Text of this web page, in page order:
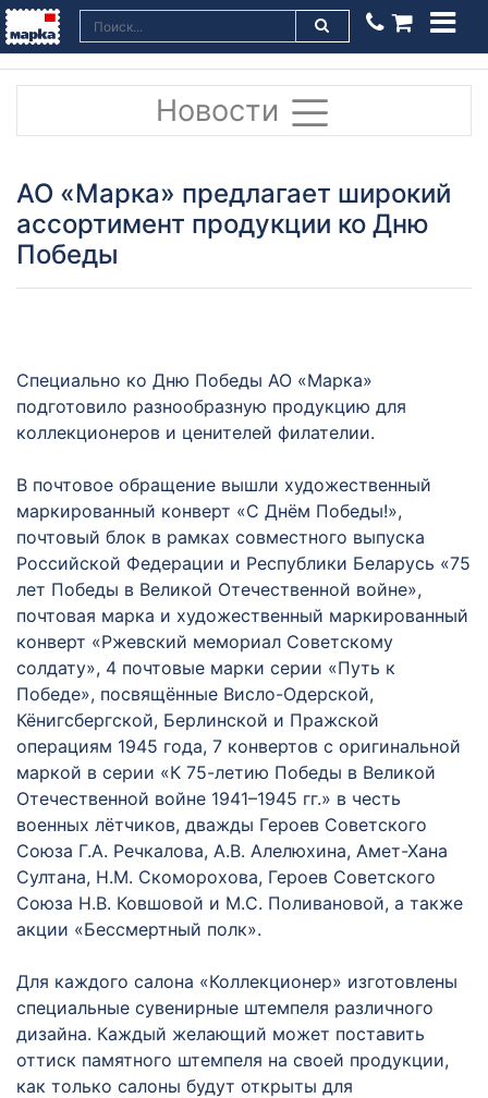
Новости
АО «Марка» предлагает широкий
ассортимент продукции ко Дню
Победы
Специально ко Дню Победы АО «Марка»
подготовило разнообразную продукцию для
коллекционеров и ценителей филателии.
В почтовое обращение вышли художественный
маркированный конверт «С Днём Победы!»,
почтовый блок в рамках совместного выпуска
Российской Федерации и Республики Беларусь «75
лет Победы в Великой Отечественной войне»,
почтовая марка и художественный маркированный
конверт «Ржевский мемориал Советскому
солдату», 4 почтовые марки серии «Путь к
Победе», посвящённые Висло-Одерской,
Кёнигсбергской, Берлинской и Пражской
операциям 1945 года, 7 конвертов с оригинальной
маркой в серии «К 75-летию Победы в Великой
Отечественной войне 1941–1945 гг.» в честь
военных лётчиков, дважды Героев Советского
Союза Г.А. Речкалова, А.В. Алелюхина, Амет-Хана
Султана, Н.М. Скоморохова, Героев Советского
Союза Н.В. Ковшовой и М.С. Поливановой, а также
акции «Бессмертный полк».
Для каждого салона «Коллекционер» изготовлены
специальные сувенирные штемпеля различного
дизайна. Каждый желающий может поставить
оттиск памятного штемпеля на своей продукции,
как только салоны будут открыты для